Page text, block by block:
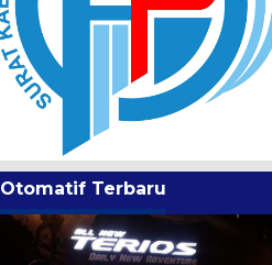
Otomatif Terbaru